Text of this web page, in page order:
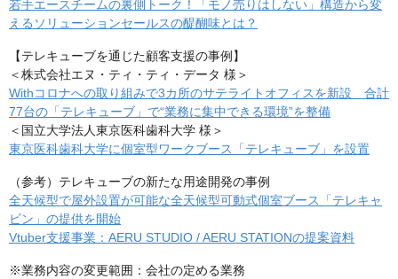
若手エースチームの裏側トーク！「モノ売りはしない」構造から変
えるソリューションセールスの醍醐味とは？
【テレキューブを通じた顧客支援の事例】
＜株式会社エヌ・ティ・ティ・データ 様＞
Withコロナへの取り組みで3カ所のサテライトオフィスを新設 合計
77台の「テレキューブ」で“業務に集中できる環境”を整備
＜国立大学法人東京医科歯科大学 様＞
東京医科歯科大学に個室型ワークブース「テレキューブ」を設置
（参考）テレキューブの新たな用途開発の事例
全天候型で屋外設置が可能な全天候型可動式個室ブース「テレキャ
ビン」の提供を開始
Vtuber支援事業：AERU STUDIO / AERU STATIONの提案資料
※業務内容の変更範囲：会社の定める業務